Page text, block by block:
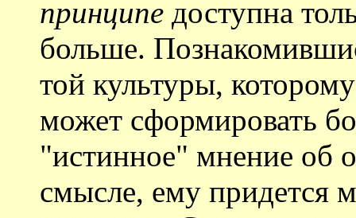
принципе доступна
больше.
той культуры,
может сформировать
"истинное" мнение об
смысле, ему придется